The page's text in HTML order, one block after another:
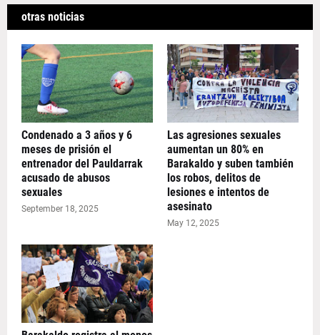
otras noticias
Condenado a 3 años y 6
meses de prisión el
entrenador del Pauldarrak
acusado de abusos
sexuales
September 18, 2025
Las agresiones sexuales
aumentan un 80% en
Barakaldo y suben también
los robos, delitos de
lesiones e intentos de
asesinato
May 12, 2025